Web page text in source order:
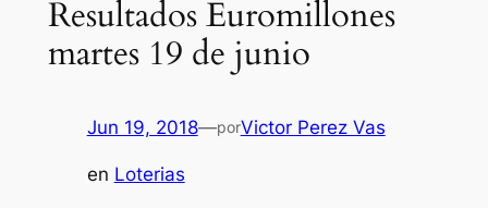
Resultados Euromillones
martes 19 de junio
Jun 19, 2018—porVictor Perez Vas
en Loterias